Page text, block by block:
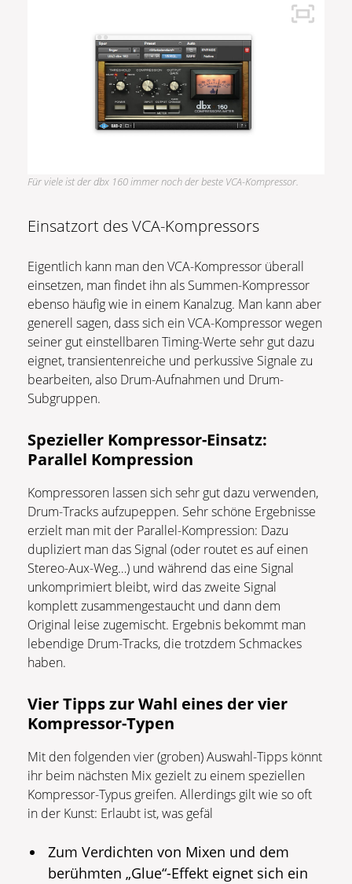
Für viele ist der dbx 160 immer noch der beste VCA-Kompressor.
Einsatzort des VCA-Kompressors
Eigentlich kann man den VCA-Kompressor überall
einsetzen, man findet ihn als Summen-Kompressor
ebenso häufig wie in einem Kanalzug. Man kann aber
generell sagen, dass sich ein VCA-Kompressor wegen
seiner gut einstellbaren Timing-Werte sehr gut dazu
eignet, transientenreiche und perkussive Signale zu
bearbeiten, also Drum-Aufnahmen und Drum-
Subgruppen.
Spezieller Kompressor-Einsatz:
Parallel Kompression
Kompressoren lassen sich sehr gut dazu verwenden,
Drum-Tracks aufzupeppen. Sehr schöne Ergebnisse
erzielt man mit der Parallel-Kompression: Dazu
dupliziert man das Signal (oder routet es auf einen
Stereo-Aux-Weg…) und während das eine Signal
unkomprimiert bleibt, wird das zweite Signal
komplett zusammengestaucht und dann dem
Original leise zugemischt. Ergebnis bekommt man
lebendige Drum-Tracks, die trotzdem Schmackes
haben.
Vier Tipps zur Wahl eines der vier
Kompressor-Typen
Mit den folgenden vier (groben) Auswahl-Tipps könnt
ihr beim nächsten Mix gezielt zu einem speziellen
Kompressor-Typus greifen. Allerdings gilt wie so oft
in der Kunst: Erlaubt ist, was gefäl
Zum Verdichten von Mixen und dem
berühmten „Glue“-Effekt eignet sich ein